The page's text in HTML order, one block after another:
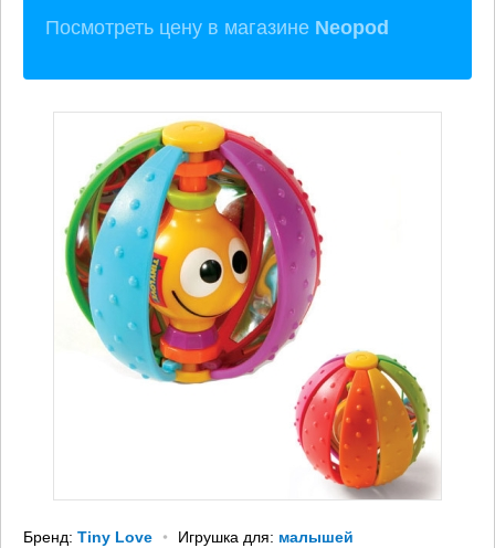
Посмотреть цену в магазине Neopod
Бренд: Tiny Love Игрушка для: малышей